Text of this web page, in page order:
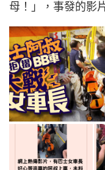
母！」，事發的影